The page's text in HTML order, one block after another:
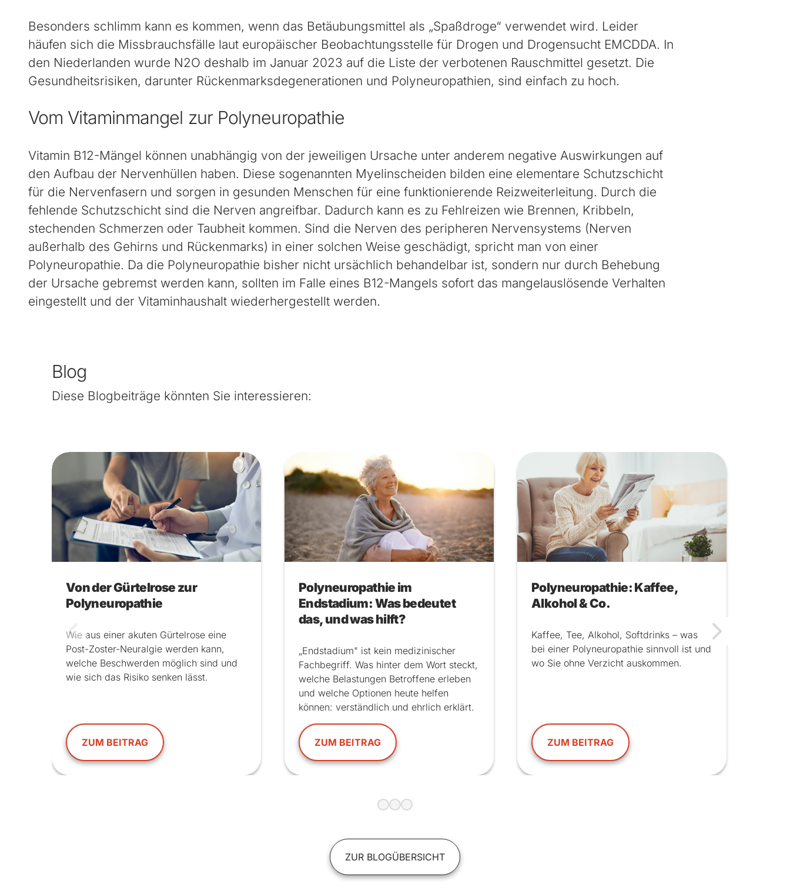
Besonders schlimm kann es kommen, wenn das Betäubungsmittel als „Spaßdroge“ verwendet wird. Leider
häufen sich die Missbrauchsfälle laut europäischer Beobachtungsstelle für Drogen und Drogensucht EMCDDA. In
den Niederlanden wurde N2O deshalb im Januar 2023 auf die Liste der verbotenen Rauschmittel gesetzt. Die
Gesundheitsrisiken, darunter Rückenmarksdegenerationen und Polyneuropathien, sind einfach zu hoch.
Vom Vitaminmangel zur Polyneuropathie
Vitamin B12-Mängel können unabhängig von der jeweiligen Ursache unter anderem negative Auswirkungen auf
den Aufbau der Nervenhüllen haben. Diese sogenannten Myelinscheiden bilden eine elementare Schutzschicht
für die Nervenfasern und sorgen in gesunden Menschen für eine funktionierende Reizweiterleitung. Durch die
fehlende Schutzschicht sind die Nerven angreifbar. Dadurch kann es zu Fehlreizen wie Brennen, Kribbeln,
stechenden Schmerzen oder Taubheit kommen. Sind die Nerven des peripheren Nervensystems (Nerven
außerhalb des Gehirns und Rückenmarks) in einer solchen Weise geschädigt, spricht man von einer
Polyneuropathie. Da die Polyneuropathie bisher nicht ursächlich behandelbar ist, sondern nur durch Behebung
der Ursache gebremst werden kann, sollten im Falle eines B12-Mangels sofort das mangelauslösende Verhalten
eingestellt und der Vitaminhaushalt wiederhergestellt werden.
Blog
Diese Blogbeiträge könnten Sie interessieren:
Von der Gürtelrose zur
Polyneuropathie
Wie aus einer akuten Gürtelrose eine
Post-Zoster-Neuralgie werden kann,
welche Beschwerden möglich sind und
wie sich das Risiko senken lässt.
ZUM BEITRAG
Polyneuropathie im
Endstadium: Was bedeutet
das, und was hilft?
„Endstadium" ist kein medizinischer
Fachbegriff. Was hinter dem Wort steckt,
welche Belastungen Betroffene erleben
und welche Optionen heute helfen
können: verständlich und ehrlich erklärt.
ZUM BEITRAG
Polyneuropathie: Kaffee,
Alkohol & Co.
Kaffee, Tee, Alkohol, Softdrinks – was
bei einer Polyneuropathie sinnvoll ist und
wo Sie ohne Verzicht auskommen.
ZUM BEITRAG
ZUR BLOGÜBERSICHT